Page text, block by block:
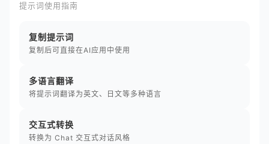
提示词使用指南
复制提示词
复制后可直接在AI应用中使用
多语言翻译
将提示词翻译为英文、日文等多种语言
交互式转换
转换为 Chat 交互式对话风格